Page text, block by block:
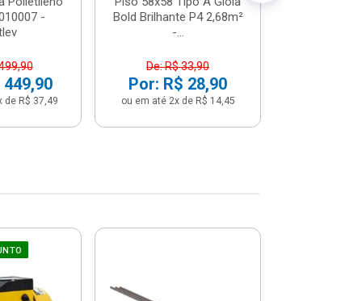
-
de R$ 37,49
Bold Brilhante P4 2,68m²
-...
De: R$ 33,90
Por: R$ 28,90
ou em até 2x de R$ 14,45